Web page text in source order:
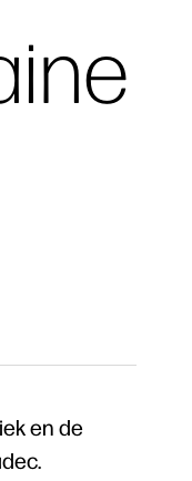
en de